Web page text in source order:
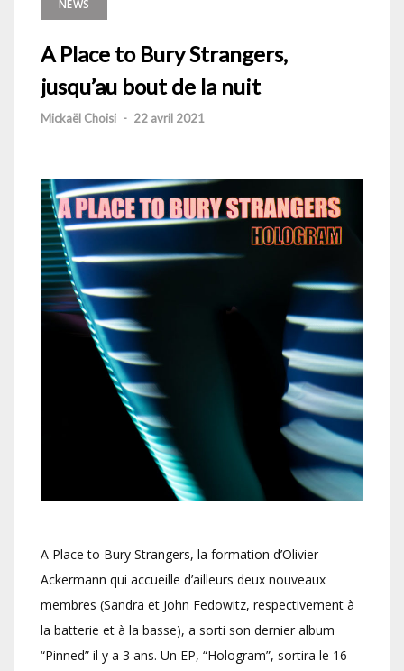
NEWS
A Place to Bury Strangers,
jusqu’au bout de la nuit
Mickaël Choisi - 22 avril 2021
A Place to Bury Strangers, la formation d’Olivier
Ackermann qui accueille d’ailleurs deux nouveaux
membres (Sandra et John Fedowitz, respectivement à
la batterie et à la basse), a sorti son dernier album
“Pinned” il y a 3 ans. Un EP, “Hologram”, sortira le 16